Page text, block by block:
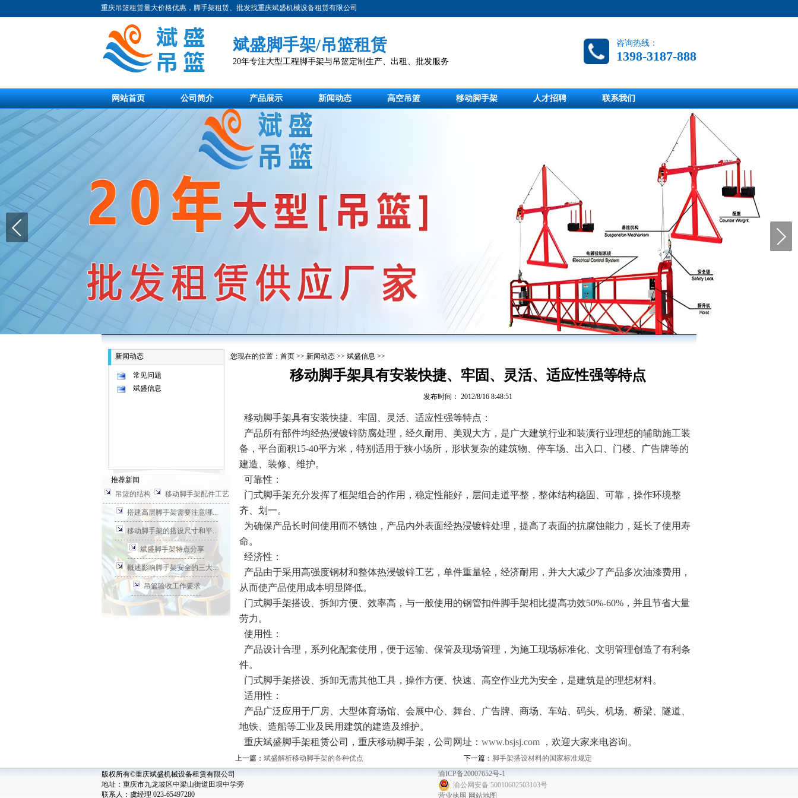
重庆吊篮租赁量大价格优惠，脚手架租赁、批发找重庆斌盛机械设备租赁有限公司
斌盛脚手架/吊篮租赁
20年专注大型工程脚手架与吊篮定制生产、出租、批发服务
咨询热线：
1398-3187-888
网站首页 公司简介 产品展示 新闻动态 高空吊篮 移动脚手架 人才招聘 联系我们
新闻动态
常见问题
斌盛信息
推荐新闻
吊篮的结构
移动脚手架配件工艺
搭建高层脚手架需要注意哪...
移动脚手架的搭设尺寸和平...
斌盛脚手架特点分享
概述影响脚手架安全的三大...
吊篮验收工作要求
您现在的位置： 首页 >> 新闻动态 >> 斌盛信息 >>
移动脚手架具有安装快捷、牢固、灵活、适应性强等特点
发布时间： 2012/8/16 8:48:51
移动脚手架具有安装快捷、牢固、灵活、适应性强等特点：
产品所有部件均经热浸镀锌防腐处理，经久耐用、美观大方，是广大建筑行业和装潢行业理想的辅助施工装
备，平台面积15-40平方米，特别适用于狭小场所，形状复杂的建筑物、停车场、出入口、门楼、广告牌等的
建造、装修、维护。
可靠性：
门式脚手架充分发挥了框架组合的作用，稳定性能好，层间走道平整，整体结构稳固、可靠，操作环境整
齐、划一。
为确保产品长时间使用而不锈蚀，产品内外表面经热浸镀锌处理，提高了表面的抗腐蚀能力，延长了使用寿
命。
经济性：
产品由于采用高强度钢材和整体热浸镀锌工艺，单件重量轻，经济耐用，并大大减少了产品多次油漆费用，
从而使产品使用成本明显降低。
门式脚手架搭设、拆卸方便、效率高，与一般使用的钢管扣件脚手架相比提高功效50%-60%，并且节省大量
劳力。
使用性：
产品设计合理，系列化配套使用，便于运输、保管及现场管理，为施工现场标准化、文明管理创造了有利条
件。
门式脚手架搭设、拆卸无需其他工具，操作方便、快速、高空作业尤为安全，是建筑是的理想材料。
适用性：
产品广泛应用于厂房、大型体育场馆、会展中心、舞台、广告牌、商场、车站、码头、机场、桥梁、隧道、
地铁、造船等工业及民用建筑的建造及维护。
重庆斌盛脚手架租赁公司，重庆移动脚手架，公司网址： www.bsjsj.com ，欢迎大家来电咨询。
上一篇： 斌盛解析移动脚手架的各种优点 下一篇： 脚手架搭设材料的国家标准规定
版权所有©重庆斌盛机械设备租赁有限公司
地址：重庆市九龙坡区中梁山街道田坝中学旁
联系人：虞经理 023-65497280
渝ICP备20007652号-1
渝公网安备 50010602503103号
营业执照 网站地图